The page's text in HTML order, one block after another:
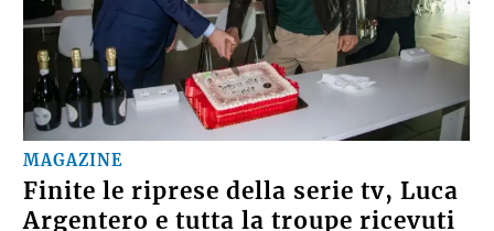
MAGAZINE
Finite le riprese della serie tv, Luca
Argentero e tutta la troupe ricevuti